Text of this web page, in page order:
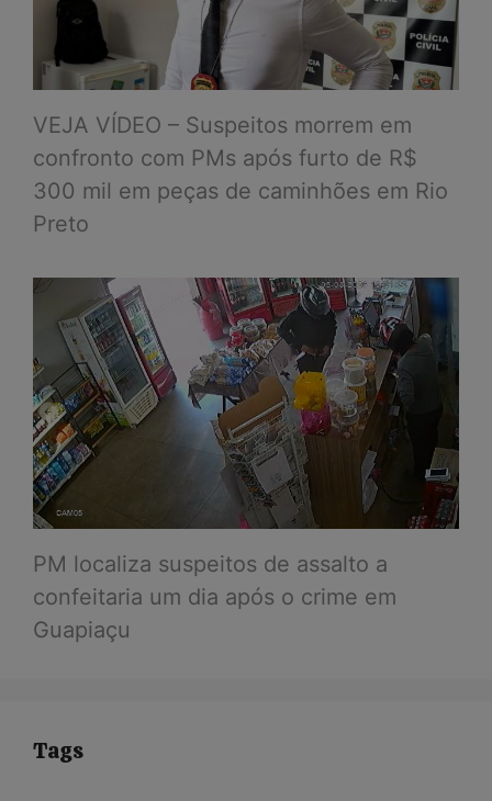
VEJA VÍDEO – Suspeitos morrem em
confronto com PMs após furto de R$
300 mil em peças de caminhões em Rio
Preto
PM localiza suspeitos de assalto a
confeitaria um dia após o crime em
Guapiaçu
Tags